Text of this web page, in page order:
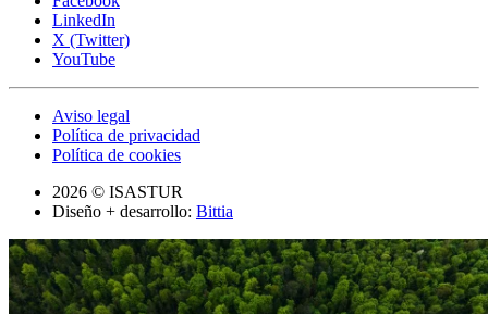
LinkedIn
X (Twitter)
YouTube
Aviso legal
Política de privacidad
Política de cookies
2026 © ISASTUR
Diseño + desarrollo: Bittia